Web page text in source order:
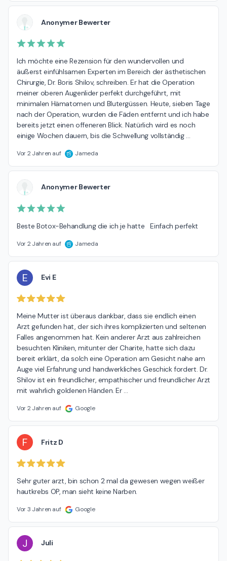
Anonymer Bewerter
Ich möchte eine Rezension für den wundervollen und
äußerst einfühlsamen Experten im Bereich der ästhetischen
Chirurgie, Dr. Boris Shilov, schreiben. Er hat die Operation
meiner oberen Augenlider perfekt durchgeführt, mit
minimalen Hämatomen und Blutergüssen. Heute, sieben Tage
nach der Operation, wurden die Fäden entfernt und ich habe
bereits jetzt einen offeneren Blick. Natürlich wird es noch
einige Wochen dauern, bis die Schwellung vollständig …
Vor 2 Jahren auf Jameda
Anonymer Bewerter
Beste Botox-Behandlung die ich je hatte   Einfach perfekt
Vor 2 Jahren auf Jameda
E Evi E
Meine Mutter ist überaus dankbar, dass sie endlich einen
Arzt gefunden hat, der sich ihres komplizierten und seltenen
Falles angenommen hat. Kein anderer Arzt aus zahlreichen
besuchten Kliniken, mitunter der Charite, hatte sich dazu
bereit erklärt, da solch eine Operation am Gesicht nahe am
Auge viel Erfahrung und handwerkliches Geschick fordert. Dr.
Shilov ist ein freundlicher, empathischer und freundlicher Arzt
mit wahrlich goldenen Händen. Er …
Vor 2 Jahren auf Google
F Fritz D
Sehr guter arzt, bin schon 2 mal da gewesen wegen weißer
hautkrebs OP, man sieht keine Narben.
Vor 3 Jahren auf Google
J Juli